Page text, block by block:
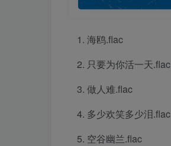
海鸥.flac
只要为你活一天.flac
做人难.flac
多少欢笑多少泪.flac
空谷幽兰.flac